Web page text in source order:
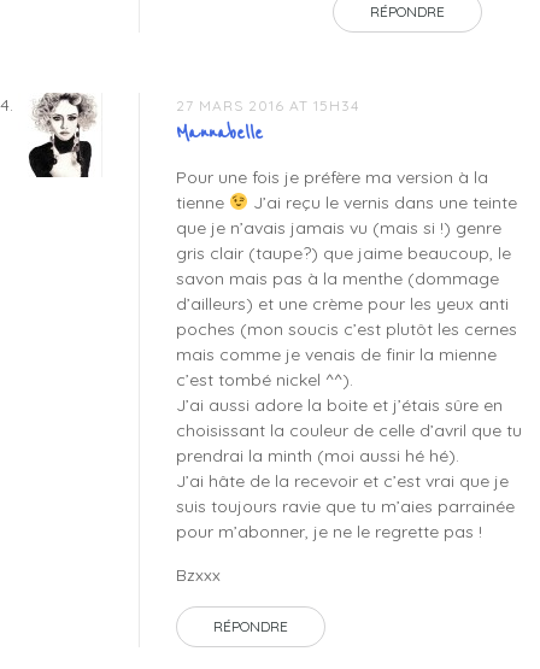
RÉPONDRE
27 MARS 2016 AT 15H34
Mannabelle
Pour une fois je préfère ma version à la
tienne
J’ai reçu le vernis dans une teinte
que je n’avais jamais vu (mais si !) genre
gris clair (taupe?) que jaime beaucoup, le
savon mais pas à la menthe (dommage
d’ailleurs) et une crème pour les yeux anti
poches (mon soucis c’est plutôt les cernes
mais comme je venais de finir la mienne
c’est tombé nickel ^^).
J’ai aussi adore la boite et j’étais sûre en
choisissant la couleur de celle d’avril que tu
prendrai la minth (moi aussi hé hé).
J’ai hâte de la recevoir et c’est vrai que je
suis toujours ravie que tu m’aies parrainée
pour m’abonner, je ne le regrette pas !
Bzxxx
RÉPONDRE